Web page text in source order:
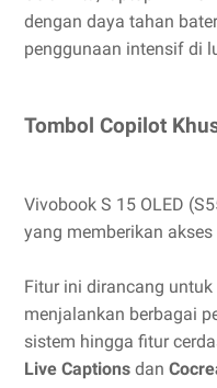
dengan daya tahan
penggunaan intensif di
Tombol Copilot
Vivobook S 15 OLED
yang memberikan
Fitur ini dirancang
menjalankan berbagai
sistem hingga fitur
Live Captions dan